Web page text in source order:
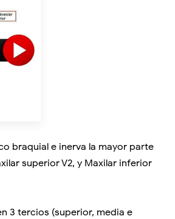
braquial e inerva la mayor parte
superior V2, y Maxilar inferior
3 tercios (superior, media e